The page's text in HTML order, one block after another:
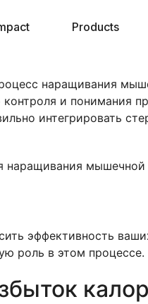
Products
наращивания
и понимания
интегрировать
эффективность
роль в этом процессе.